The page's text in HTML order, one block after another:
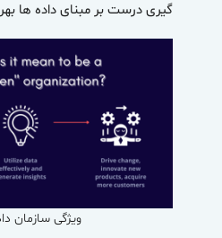
گیری درست بر مبنای داده ها
ویژگی سازمان